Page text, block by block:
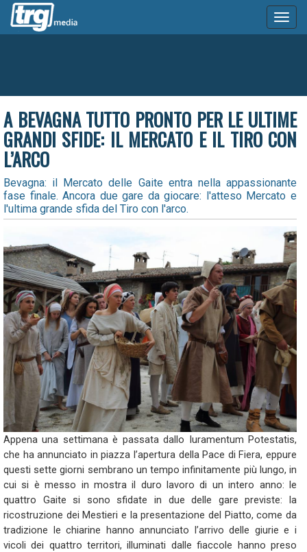
A BEVAGNA TUTTO PRONTO PER LE ULTIME
GRANDI SFIDE: IL MERCATO E IL TIRO CON
L’ARCO
Bevagna: il Mercato delle Gaite entra nella appassionante
fase finale. Ancora due gare da giocare: l'atteso Mercato e
l'ultima grande sfida del Tiro con l'arco.
Appena una settimana è passata dallo Iuramentum Potestatis,
che ha annunciato in piazza l’apertura della Pace di Fiera, eppure
questi sette giorni sembrano un tempo infinitamente più lungo, in
cui si è messo in mostra il duro lavoro di un intero anno: le
quattro Gaite si sono sfidate in due delle gare previste: la
ricostruzione dei Mestieri e la presentazione del Piatto, come da
tradizione le chiarine hanno annunciato l’arrivo delle giurie e i
vicoli dei quattro territori, illuminati dalle fiaccole hanno preso